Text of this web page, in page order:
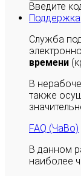
Введите
Поддержка
Служба
времени
В
также
FAQ (ЧаВо)
В данном
наиболее